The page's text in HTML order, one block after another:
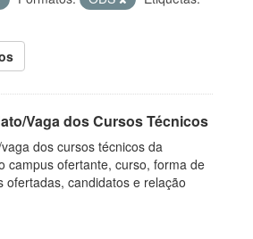
Vaga dos Cursos Técnicos
dos cursos técnicos da
campus ofertante, curso, forma de
ofertadas, candidatos e relação